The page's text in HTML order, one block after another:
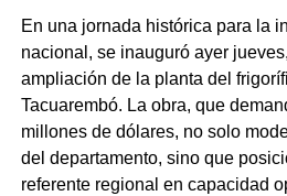
haciendo especial énfasis en la
Python para el desarrollo del
como en el diseño asistido por
impresión 3D para la fabricación
componentes mecánicos del
general de Autos Autónomos,
delegaciones universitarias de
En una jornada histórica para la
nacional, se inauguró ayer
ampliación de la planta del
Tacuarembó. La obra, que
millones de dólares, no solo
del departamento, sino que
referente regional en capacidad